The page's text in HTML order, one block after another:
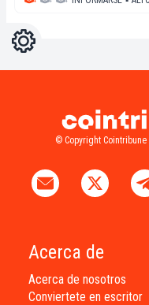
Ajustes
© Copyright
Acerca de
Acerca de nosotros
Conviertete en escritor